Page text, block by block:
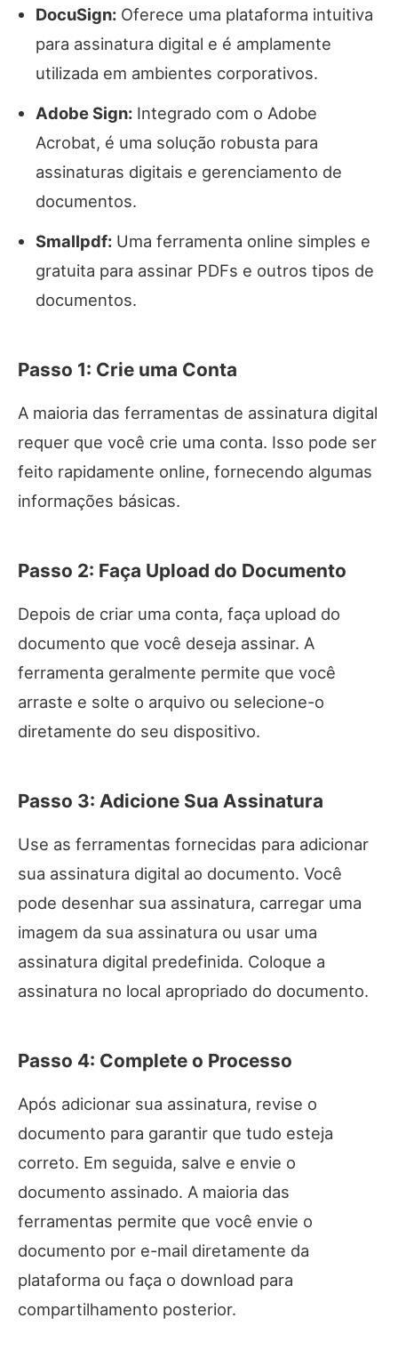
DocuSign: Oferece uma plataforma intuitiva
para assinatura digital e é amplamente
utilizada em ambientes corporativos.
Adobe Sign: Integrado com o Adobe
Acrobat, é uma solução robusta para
assinaturas digitais e gerenciamento de
documentos.
Smallpdf: Uma ferramenta online simples e
gratuita para assinar PDFs e outros tipos de
documentos.
Passo 1: Crie uma Conta
A maioria das ferramentas de assinatura digital
requer que você crie uma conta. Isso pode ser
feito rapidamente online, fornecendo algumas
informações básicas.
Passo 2: Faça Upload do Documento
Depois de criar uma conta, faça upload do
documento que você deseja assinar. A
ferramenta geralmente permite que você
arraste e solte o arquivo ou selecione-o
diretamente do seu dispositivo.
Passo 3: Adicione Sua Assinatura
Use as ferramentas fornecidas para adicionar
sua assinatura digital ao documento. Você
pode desenhar sua assinatura, carregar uma
imagem da sua assinatura ou usar uma
assinatura digital predefinida. Coloque a
assinatura no local apropriado do documento.
Passo 4: Complete o Processo
Após adicionar sua assinatura, revise o
documento para garantir que tudo esteja
correto. Em seguida, salve e envie o
documento assinado. A maioria das
ferramentas permite que você envie o
documento por e-mail diretamente da
plataforma ou faça o download para
compartilhamento posterior.